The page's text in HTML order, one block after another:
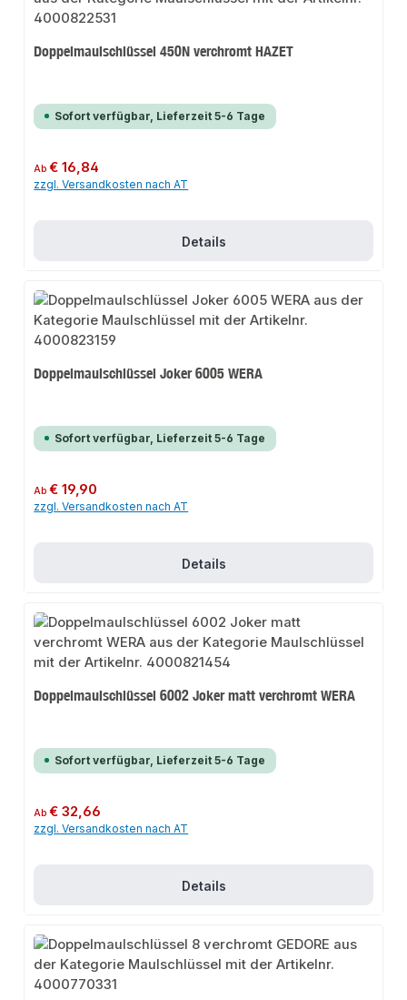
Doppelmaulschlüssel 450N verchromt HAZET
Sofort verfügbar, Lieferzeit 5-6 Tage
Regulärer Preis:
Ab€ 16,84
zzgl. Versandkosten nach AT
Details
Doppelmaulschlüssel Joker 6005 WERA
Sofort verfügbar, Lieferzeit 5-6 Tage
Regulärer Preis:
Ab€ 19,90
zzgl. Versandkosten nach AT
Details
Doppelmaulschlüssel 6002 Joker matt verchromt WERA
Sofort verfügbar, Lieferzeit 5-6 Tage
Regulärer Preis:
Ab€ 32,66
zzgl. Versandkosten nach AT
Details